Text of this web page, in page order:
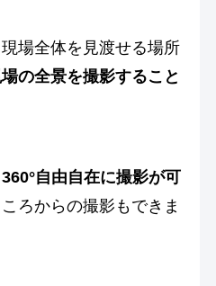
場全体を見渡せる場所
の全景を撮影すること
360°自由自在に撮影が可
ろからの撮影もできま